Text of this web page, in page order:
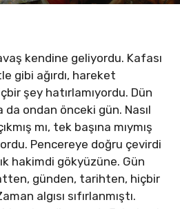
kendine geliyordu. Kafası
gibi ağırdı, hareket
şey hatırlamıyordu. Dün
da ondan önceki gün. Nasıl
mı, tek başına mıymış
Pencereye doğru çevirdi
hakimdi gökyüzüne. Gün
günden, tarihten, hiçbir
algısı sıfırlanmıştı.